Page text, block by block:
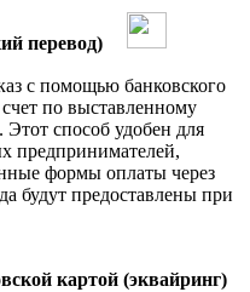
перевод)
с помощью банковского
по выставленному
способ удобен для
предпринимателей,
формы оплаты через
будут предоставлены при
картой (эквайринг)